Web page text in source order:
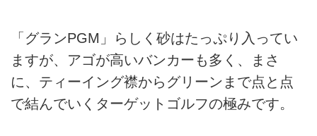
「グランPGM」らしく砂はたっぷり入ってい
ますが、アゴが高いバンカーも多く、まさ
に、ティーイング襟からグリーンまで点と点
で結んでいくターゲットゴルフの極みです。